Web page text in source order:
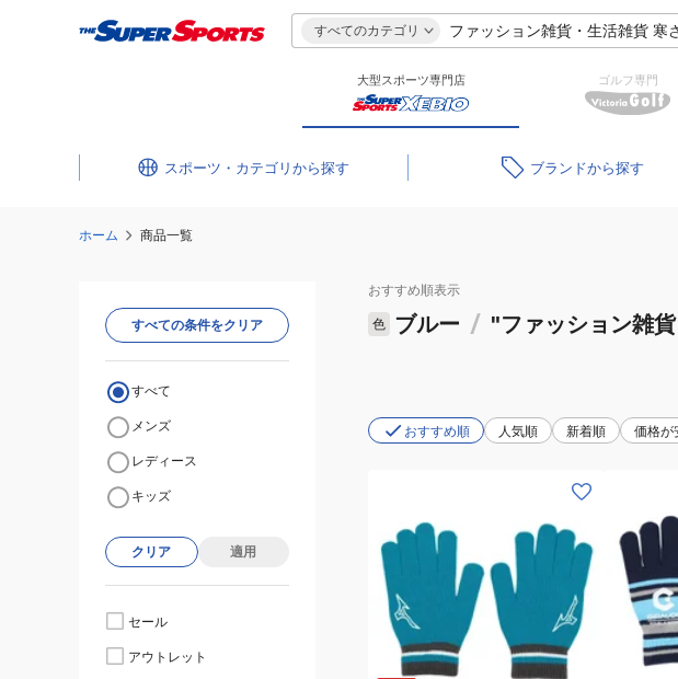
すべてのカテゴリ
大型スポーツ専門店 ゴルフ専門
スポーツ・カテゴリ ブランド
ホーム 商品一覧
おすすめ順表示
色 ブルー / "ファッション雑
おすすめ順 人気順 新着順 価格が
すべての条件をクリア
すべて
メンズ
レディース
キッズ
クリア 適用
セール
アウトレット